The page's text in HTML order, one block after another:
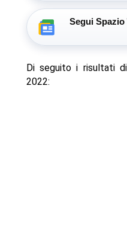
Segui
Di seguito i risultati
2022: